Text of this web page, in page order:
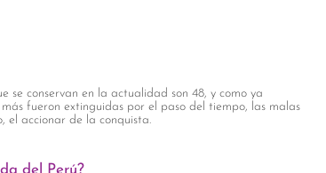
se conservan en la actualidad son 48, y como ya
fueron extinguidas por el paso del tiempo, las malas
el accionar de la conquista.
del Perú?